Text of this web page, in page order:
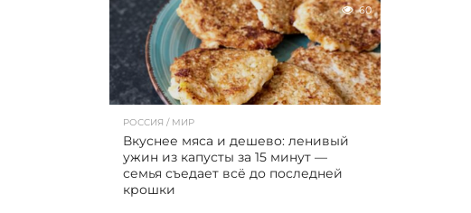
60
РОССИЯ / МИР
Вкуснее мяса и дешево: ленивый
ужин из капусты за 15 минут —
семья съедает всё до последней
крошки